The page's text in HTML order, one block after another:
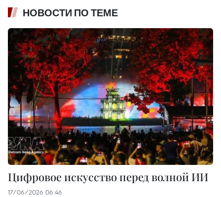
НОВОСТИ ПО ТЕМЕ
Цифровое искусство перед волной ИИ
17/06/2026 06:46